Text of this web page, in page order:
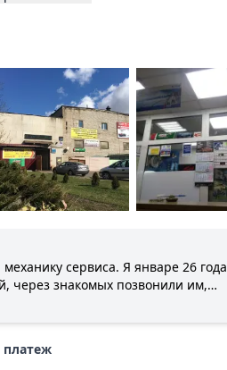
сервиса. Я январе 26 года
через знакомых позвонили им,
день в день, согласились. В